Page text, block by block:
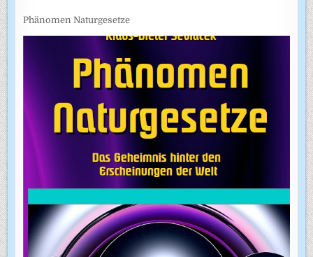
Phänomen Naturgesetze